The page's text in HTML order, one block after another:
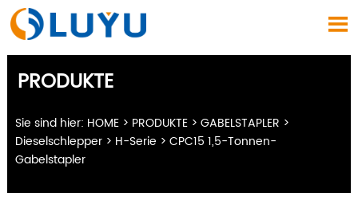

PRODUKTE
Sie sind hier: HOME> PRODUKTE> GABELSTAPLER >
Dieselschlepper> H-Serie > CPC15 1,5-Tonnen-
Gabelstapler